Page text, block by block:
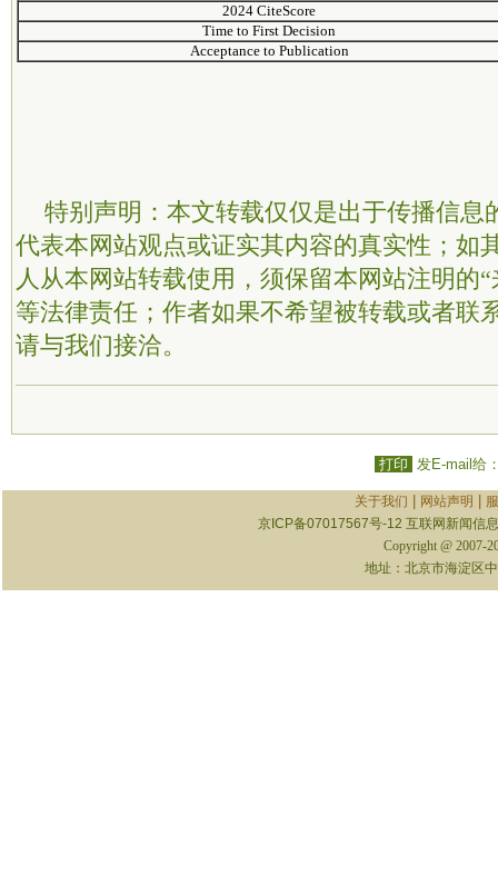
2024 CiteScore
Time to First Decision
Acceptance to Publication
特别声明：本文转载仅仅是出于传播信息
代表本网站观点或证实其内容的真实性；如
人从本网站转载使用，须保留本网站注明的
等法律责任；作者如果不希望被转载或者联
请与我们接洽。
打印 发E-mail给
关于我们 网站声明
京ICP备07017567号-12 互联网新闻信
Copyright @ 2007-
地址：北京市海淀区